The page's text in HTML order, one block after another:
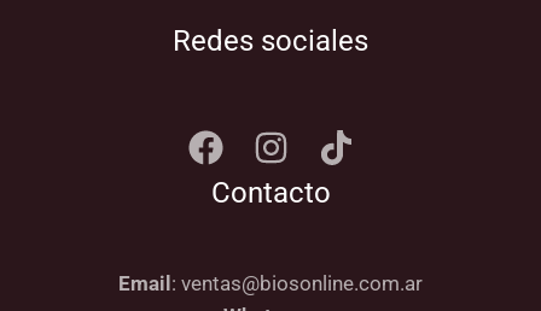
Redes sociales
Contacto
Email: ventas@biosonline.com.ar